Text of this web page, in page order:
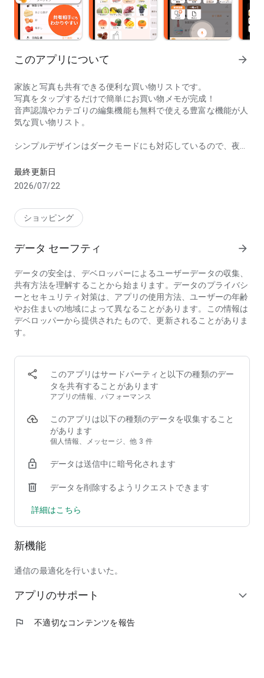
このアプリについて arrow_forward
家族と写真も共有できる便利な買い物リストです。
写真をタップするだけで簡単にお買い物メモが完成！
音声認識やカテゴりの編集機能も無料で使える豊富な機能が人
気な買い物リスト。
シンプルデザインはダークモードにも対応しているので、夜で
■ シンプルに楽しく
いて、これが人気の秘訣。チラシの感覚で欲しいものをタップ
するだけで、簡単に買い物リストを作成できます。
■ 気づいた時にサッと
入力候補や音声認識があるので、少ないステップで素早く買い
物メモを作成できます。
■ 共有が便利
家族で共有すれば、買い物の依頼が簡単になり、買い忘れも減
ます。
買い物メモの共有機能はもちろん無料です。
■ スーパーでウロウロしない
買い物リストは「野菜」「魚」「肉」などの順番で並んでいる
ので、順番にチェックしていけばウロウロせずに済みます。
最終更新日
2026/07/22
ショッピング
データ セーフティ arrow_forward
データの安全は、デベロッパーによるユーザーデータの収集、
共有方法を理解することから始まります。データのプライバシ
ーとセキュリティ対策は、アプリの使用方法、ユーザーの年齢
やお住まいの地域によって異なることがあります。この情報は
デベロッパーから提供されたもので、更新されることがありま
す。
このアプリはサードパーティと以下の種類のデー
タを共有することがあります
アプリの情報、パフォーマンス
このアプリは以下の種類のデータを収集すること
があります
個人情報、メッセージ、他 3 件
データは送信中に暗号化されます
データを削除するようリクエストできます
詳細はこちら
新機能
通信の最適化を行いまいた。
アプリのサポート expand_more
flag 不適切なコンテンツを報告